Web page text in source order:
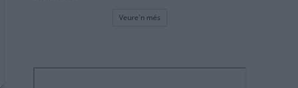
Veure'n més